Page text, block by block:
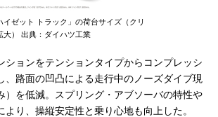
イゼット トラック」の荷台サイズ（クリ
大） 出典：ダイハツ工業
ョンをテンションタイプからコンプレッシ
、路面の凹凸による走行中のノーズダイブ現
）を低減。スプリング・アブソーバの特性や
より、操縦安定性と乗り心地も向上した。